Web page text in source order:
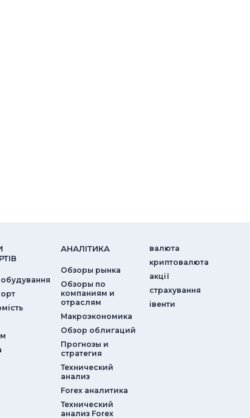
АНАЛIТИКА
Обзоры рынка
Обзоры по
компаниям и
отраслям
Макроэкономика
Обзор облигаций
Прогнозы и
стратегия
Технический
анализ
Forex аналитика
Технический
анализ Forex
валюта
криптовалюта
акції
страхування
iвенти